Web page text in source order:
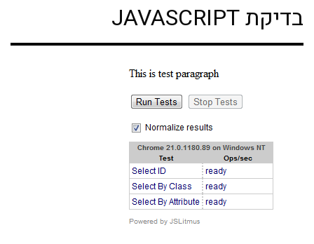
בדיקת JAVASCRIPT